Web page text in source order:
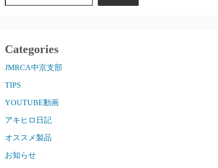
Categories
JMRCA中京支部
TIPS
YOUTUBE動画
アキヒロ日記
オススメ製品
お知らせ